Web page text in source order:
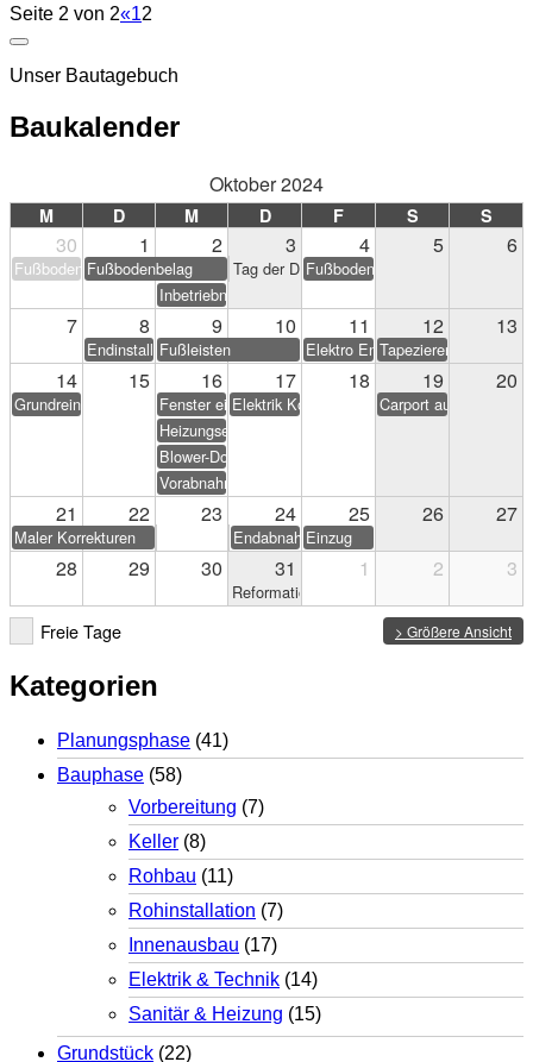
Seite 2 von 2«12
Unser Bautagebuch
Baukalender
Oktober 2024
M D M D F S S
30 1 2 3 4 5 6
FußbodenbelagFußbodenbelag Tag der Deutschen Einheit
Fußbodenbelag
Inbetriebnahme PV-Anlage
7 8 9 10 11 12 13
Endinstallation Heizung/Sanitär
Fußleisten Elektro Endarbeiten
Tapezieren &
14 15 16 17 18 19 20
Grundreinigung Fenster einstellenElektrik Korrekturen
Carport aufstellen
Heizungseinweisung
Blower-Door-Test
Vorabnahme
21 22 23 24 25 26 27
Maler Korrekturen EndabnahmeEinzug
28 29 30 31 1 2 3
Reformationstag
> Größere Ansicht
Freie Tage
Kategorien
Planungsphase (41)
Bauphase (58)
Vorbereitung (7)
Keller (8)
Rohbau (11)
Rohinstallation (7)
Innenausbau (17)
Elektrik & Technik (14)
Sanitär & Heizung (15)
Grundstück (22)